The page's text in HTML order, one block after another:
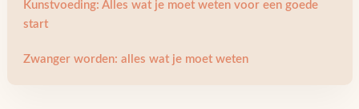
Kunstvoeding: Alles wat je moet weten voor een goede
start
Zwanger worden: alles wat je moet weten